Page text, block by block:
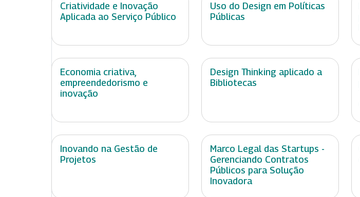
Criatividade e Inovação
Aplicada ao Serviço Público
Uso do Design em Políticas
Públicas
Economia criativa,
empreendedorismo e
inovação
Design Thinking aplicado a
Bibliotecas
Inovando na Gestão de
Projetos
Marco Legal das Startups -
Gerenciando Contratos
Públicos para Solução
Inovadora